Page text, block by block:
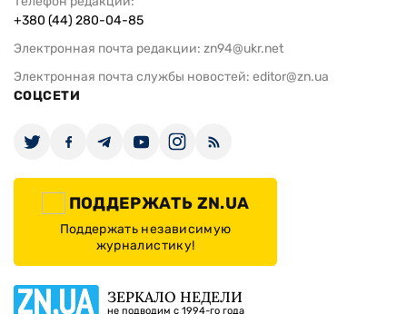
+380 (44) 280-04-85
Электронная почта редакции: zn94@ukr.net
Электронная почта службы новостей: editor@zn.ua
СОЦСЕТИ
ПОДДЕРЖАТЬ ZN.UA
Поддержать независимую
журналистику!
ЗЕРКАЛО НЕДЕЛИ
не подводим с 1994-го года